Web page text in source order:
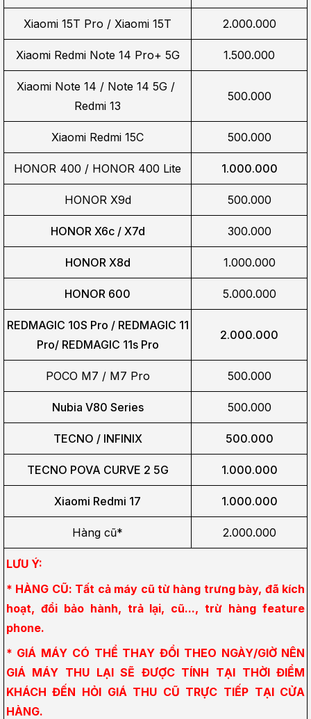
Xiaomi 15T Pro / Xiaomi 15T 2.000.000
Xiaomi Redmi Note 14 Pro+ 5G 1.500.000
Xiaomi Note 14 / Note 14 5G /
Redmi 13
500.000
Xiaomi Redmi 15C 500.000
HONOR 400 / HONOR 400 Lite 1.000.000
HONOR X9d 500.000
HONOR X6c / X7d 300.000
HONOR X8d 1.000.000
HONOR 600 5.000.000
REDMAGIC 10S Pro / REDMAGIC 11
Pro/ REDMAGIC 11s Pro
2.000.000
POCO M7 / M7 Pro 500.000
Nubia V80 Series 500.000
TECNO / INFINIX 500.000
TECNO POVA CURVE 2 5G 1.000.000
Xiaomi Redmi 17 1.000.000
Hàng cũ* 2.000.000
LƯU Ý:
* HÀNG CŨ: Tất cả máy cũ từ hàng trưng bày, đã kích
hoạt, đổi bảo hành, trả lại, cũ..., trừ hàng feature
phone.
* GIÁ MÁY CÓ THỂ THAY ĐỔI THEO NGÀY/GIỜ NÊN
GIÁ MÁY THU LẠI SẼ ĐƯỢC TÍNH TẠI THỜI ĐIỂM
KHÁCH ĐẾN HỎI GIÁ THU CŨ TRỰC TIẾP TẠI CỬA
HÀNG.